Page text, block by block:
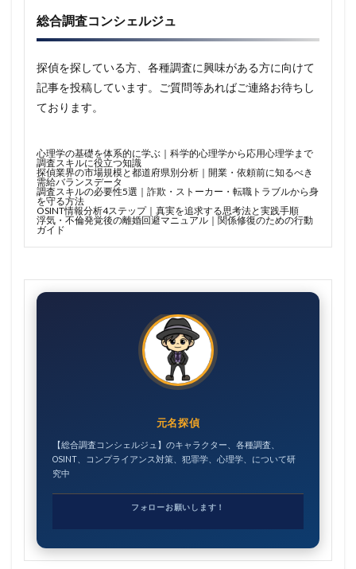
総合調査コンシェルジュ
探偵を探している方、各種調査に興味がある方に向けて
記事を投稿しています。ご質問等あればご連絡お待ちし
ております。
心理学の基礎を体系的に学ぶ｜科学的心理学から応用心理学まで
調査スキルに役立つ知識
探偵業界の市場規模と都道府県別分析｜開業・依頼前に知るべき
需給バランスデータ
調査スキルの必要性5選｜詐欺・ストーカー・転職トラブルから身
を守る方法
OSINT情報分析4ステップ｜真実を追求する思考法と実践手順
浮気・不倫発覚後の離婚回避マニュアル｜関係修復のための行動
ガイド
元名探偵
【総合調査コンシェルジュ】のキャラクター、各種調査、
OSINT、コンプライアンス対策、犯罪学、心理学、について研
究中
フォローお願いします！